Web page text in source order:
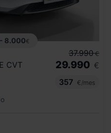
- 8.000€
CVT
37.990 €
29.990 €
357
€/mes